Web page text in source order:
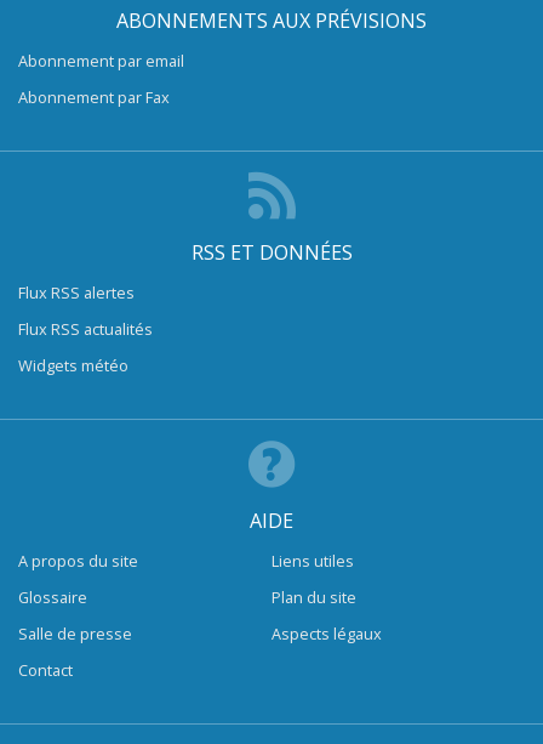
ABONNEMENTS AUX PRÉVISIONS
Abonnement par email
Abonnement par Fax
RSS ET DONNÉES
Flux RSS alertes
Flux RSS actualités
Widgets météo
AIDE
A propos du site
Glossaire
Salle de presse
Contact
Liens utiles
Plan du site
Aspects légaux